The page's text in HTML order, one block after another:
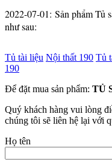
2022-07-01: Sản phẩm Tủ
như sau:
Tủ tài liệu Nội thất 190 Tủ
190
Để đặt mua sản phẩm: TỦ
Quý khách hàng vui lòng
chúng tôi sẽ liên hệ lại với
Họ tên